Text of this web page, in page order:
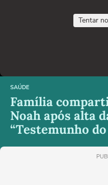
Tentar
SAÚDE
Família
Noah após alta
“Testemunho